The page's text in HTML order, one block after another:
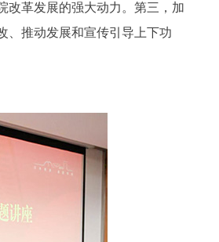
改革发展的强大动力。第三，加
、推动发展和宣传引导上下功